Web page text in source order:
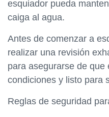
esquiador pueda
caiga al agua.
Antes de comenzar a
realizar una revisión
para asegurarse de que
condiciones y listo para
Reglas de seguridad